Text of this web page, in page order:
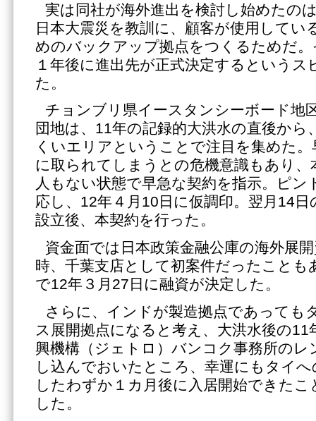
実は同社が海外進出を検討し始めたの
日本大震災を教訓に、顧客が使用してい
めのバックアップ拠点をつくるためだ
１年後に進出先が正式決定するというス
た。
チョンブリ県イースタンシーボード地
団地は、11年の記録的大洪水の直後から
くいエリアということで注目を集めた
に取られてしまうとの危機意識もあり、
人もない状態で早急な契約を指示。ピン
応し、12年４月10日に仮調印。翌月14
設立後、本契約を行った。
資金面では日本政策金融公庫の海外展
時、千葉支店として初案件だったことも
で12年３月27日に融資が決定した。
さらに、インドが製造拠点であっても
ス展開拠点になると考え、大洪水後の11
興機構（ジェトロ）バンコク事務所の
し込んでおいたところ、幸運にもタイ
したわずか１カ月後に入居開始できたこ
した。